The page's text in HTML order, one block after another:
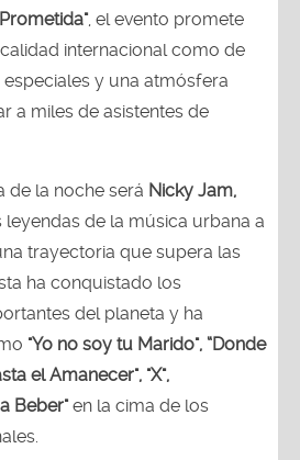
, el evento promete
internacional como de
y una atmósfera
a miles de asistentes de
de la noche será Nicky Jam,
leyendas de la música urbana a
trayectoria que supera las
ha conquistado los
del planeta y ha
"Yo no soy tu Marido", “Donde
el Amanecer", "X",
Beber"en la cima de los